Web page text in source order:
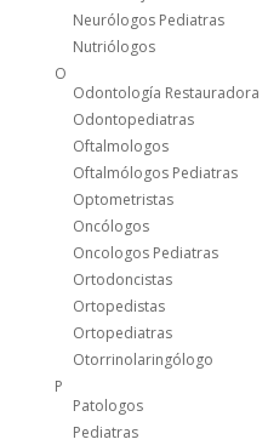
Neurólogos Pediatras
Nutriólogos
O
Odontología Restauradora
Odontopediatras
Oftalmologos
Oftalmólogos Pediatras
Optometristas
Oncólogos
Oncologos Pediatras
Ortodoncistas
Ortopedistas
Ortopediatras
Otorrinolaringólogo
P
Patologos
Pediatras